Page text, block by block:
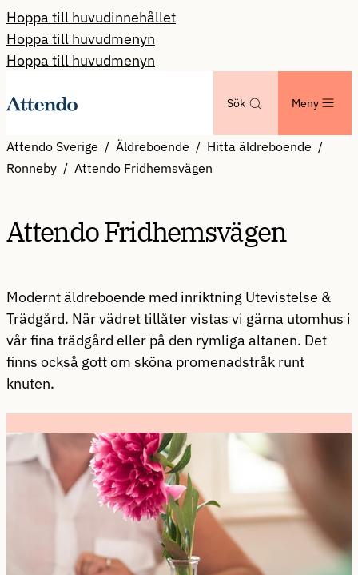
Hoppa till huvudinnehållet
Hoppa till huvudmenyn
Hoppa till huvudmenyn
Sök Meny
Attendo Sverige Äldreboende
Hitta äldreboende
Ronneby
Attendo Fridhemsvägen
Attendo Fridhemsvägen
Modernt äldreboende med inriktning Utevistelse &
Trädgård. När vädret tillåter vistas vi gärna utomhus i
vår fina trädgård eller på den rymliga altanen. Det
finns också gott om sköna promenadstråk runt
knuten.